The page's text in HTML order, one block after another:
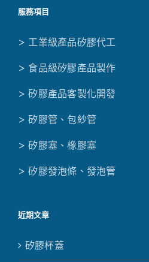
服務項目
> 工業級產品矽膠代工
> 食品級矽膠產品製作
> 矽膠產品客製化開發
> 矽膠管、包紗管
> 矽膠塞、橡膠塞
> 矽膠發泡條、發泡管
近期文章
矽膠杯蓋